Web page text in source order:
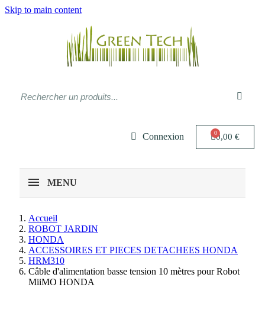
Skip to main content
Connexion 0,00 €
MENU
Accueil
ROBOT JARDIN
HONDA
ACCESSOIRES ET PIECES DETACHEES HONDA
HRM310
Câble d'alimentation basse tension 10 mètres pour Robot
MiiMO HONDA